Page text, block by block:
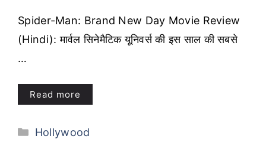
Spider-Man: Brand New Day Movie Review
(Hindi): मार्वल सिनेमैटिक यूनिवर्स की इस साल की सबसे
…
Read more
Categories
Hollywood